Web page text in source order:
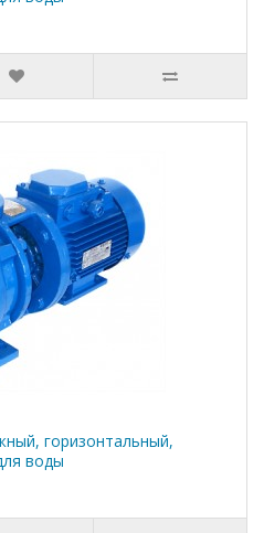
горизонтальный,
воды